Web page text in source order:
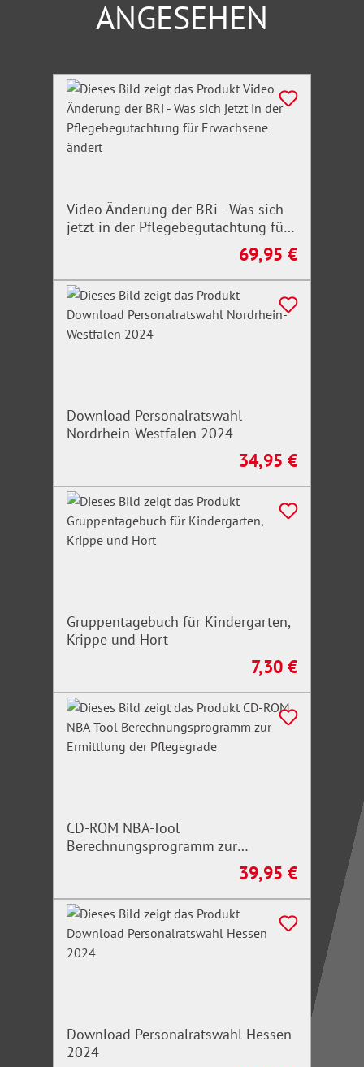
ANGESEHEN
Produktgalerie überspringen
Video Änderung der BRi - Was sich
jetzt in der Pflegebegutachtung für
Regulärer Preis:
69,95 €
Download Personalratswahl
Nordrhein-Westfalen 2024
Regulärer Preis:
34,95 €
Gruppentagebuch für Kindergarten,
Krippe und Hort
Regulärer Preis:
7,30 €
CD-ROM NBA-Tool
Berechnungsprogramm zur
Regulärer Preis:
39,95 €
Download Personalratswahl Hessen
2024